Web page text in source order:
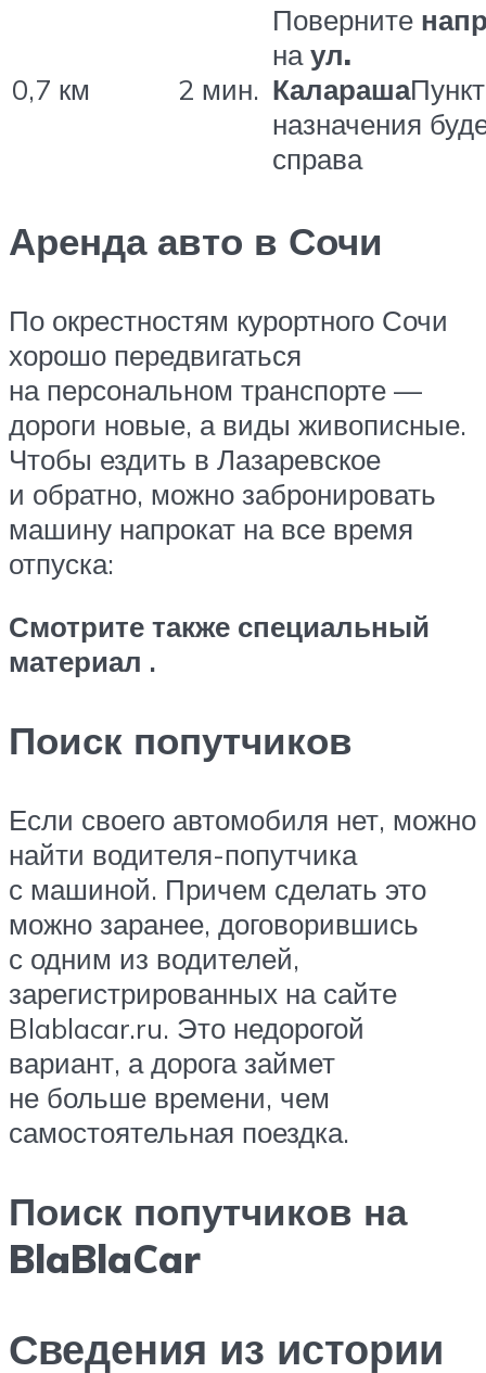
0,7 км 2 мин.
Поверните
наул.
КаларашаПункт
назначения
справа
Аренда авто в Сочи
По окрестностям курортного Сочи
хорошо передвигаться
на персональном транспорте —
дороги новые, а виды живописные.
Чтобы ездить в Лазаревское
и обратно, можно забронировать
машину напрокат на все время
отпуска:
Смотрите также специальный
материал .
Поиск попутчиков
Если своего автомобиля нет, можно
найти водителя-попутчика
с машиной. Причем сделать это
можно заранее, договорившись
с одним из водителей,
зарегистрированных на сайте
Blablacar.ru. Это недорогой
вариант, а дорога займет
не больше времени, чем
самостоятельная поездка.
Поиск попутчиков на
BlaBlaCar
Сведения из истории